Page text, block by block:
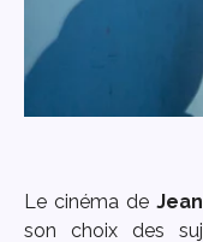
Le cinéma de
son choix des